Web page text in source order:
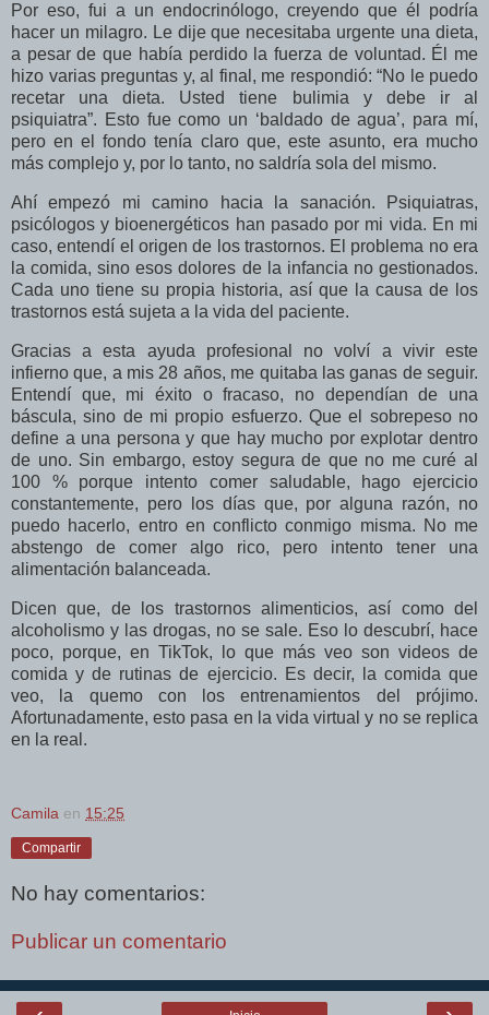
Por eso, fui a un endocrinólogo, creyendo que él podría
hacer un milagro. Le dije que necesitaba urgente una dieta,
a pesar de que había perdido la fuerza de voluntad. Él me
hizo varias preguntas y, al final, me respondió: “No le puedo
recetar una dieta. Usted tiene bulimia y debe ir al
psiquiatra”. Esto fue como un ‘baldado de agua’, para mí,
pero en el fondo tenía claro que, este asunto, era mucho
más complejo y, por lo tanto, no saldría sola del mismo.
Ahí empezó mi camino hacia la sanación. Psiquiatras,
psicólogos y bioenergéticos han pasado por mi vida. En mi
caso, entendí el origen de los trastornos. El problema no era
la comida, sino esos dolores de la infancia no gestionados.
Cada uno tiene su propia historia, así que la causa de los
trastornos está sujeta a la vida del paciente.
Gracias a esta ayuda profesional no volví a vivir este
infierno que, a mis 28 años, me quitaba las ganas de seguir.
Entendí que, mi éxito o fracaso, no dependían de una
báscula, sino de mi propio esfuerzo. Que el sobrepeso no
define a una persona y que hay mucho por explotar dentro
de uno. Sin embargo, estoy segura de que no me curé al
100 % porque intento comer saludable, hago ejercicio
constantemente, pero los días que, por alguna razón, no
puedo hacerlo, entro en conflicto conmigo misma. No me
abstengo de comer algo rico, pero intento tener una
alimentación balanceada.
Dicen que, de los trastornos alimenticios, así como del
alcoholismo y las drogas, no se sale. Eso lo descubrí, hace
poco, porque, en TikTok, lo que más veo son videos de
comida y de rutinas de ejercicio. Es decir, la comida que
veo, la quemo con los entrenamientos del prójimo.
Afortunadamente, esto pasa en la vida virtual y no se replica
en la real.
Camila en 15:25
Compartir
No hay comentarios:
Publicar un comentario